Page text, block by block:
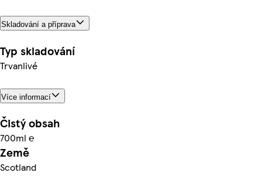
Skladování a příprava
Typ skladování
Trvanlivé
Více informací
Čistý obsah
700ml ℮
Země
Scotland